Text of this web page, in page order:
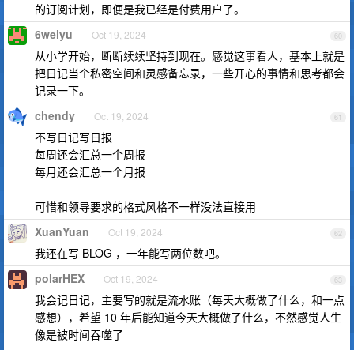
的订阅计划，即便是我已经是付费用户了。
60
6weiyu Oct 19, 2024
从小学开始，断断续续坚持到现在。感觉这事看人，基本上就是
把日记当个私密空间和灵感备忘录，一些开心的事情和思考都会
记录一下。
61
chendy Oct 19, 2024
不写日记写日报
每周还会汇总一个周报
每月还会汇总一个月报
可惜和领导要求的格式风格不一样没法直接用
62
XuanYuan Oct 19, 2024
我还在写 BLOG ，一年能写两位数吧。
63
polarHEX Oct 19, 2024
我会记日记，主要写的就是流水账（每天大概做了什么，和一点
感想），希望 10 年后能知道今天大概做了什么，不然感觉人生
像是被时间吞噬了